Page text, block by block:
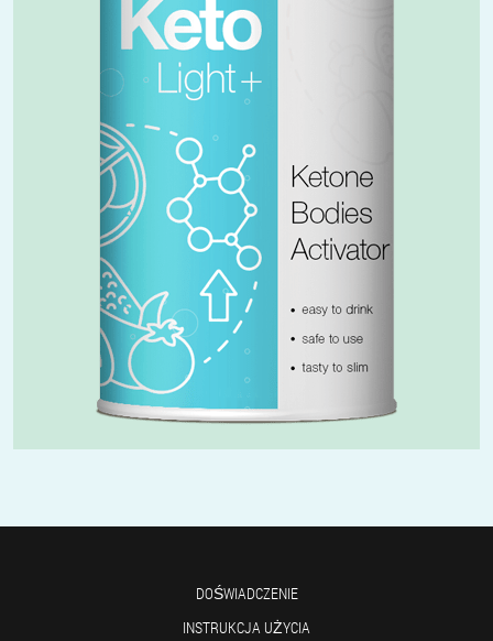
DOŚWIADCZENIE
INSTRUKCJA UŻYCIA